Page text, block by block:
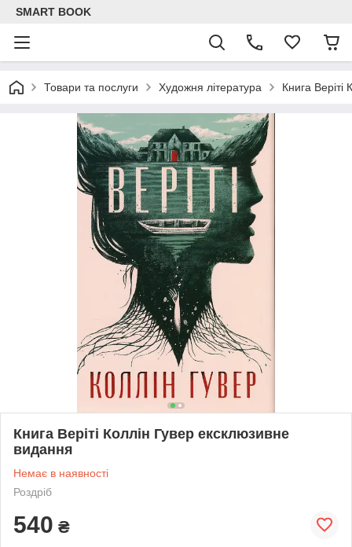
SMART BOOK
Товари та послуги Художня література Книга
Книга Веріті Коллін Гувер ексклюзивне
видання
Немає в наявності
Роздріб
540 ₴